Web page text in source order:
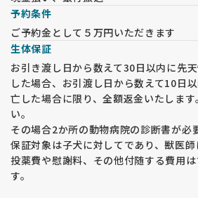
予約条件
ご予約金として５万円いただきます
生体保証
お引き渡し日から数えて30日以内に先
した場合、お引渡し日から数えて10日
亡した場合に限り、全額返金いたしま
い。
その場合2か所の動物病院の診断書が必
保証対象は子犬に対してであり、獣医
投薬費や慰謝料、その他付随する費用
す。